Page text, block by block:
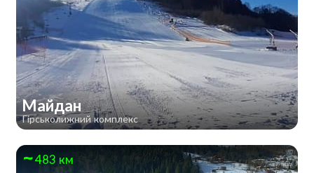
Майдан
Гірськолижний комплекс
483 км